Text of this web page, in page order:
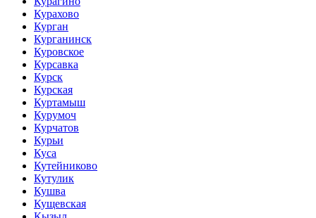
Курахово
Курган
Курганинск
Куровское
Курсавка
Курск
Курская
Куртамыш
Курумоч
Курчатов
Курьи
Куса
Кутейниково
Кутулик
Кушва
Кущевская